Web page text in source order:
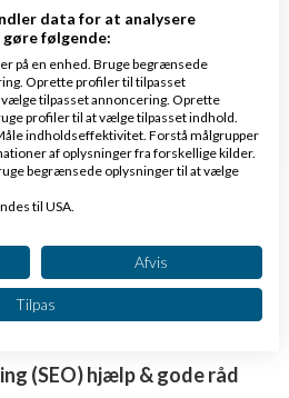
de pågældende ting korrekt?
korrekt eller ikke korrekt,
for dinSEO.
Svar
af 1 (6 indlæg)
til toppen
(SEO) hjælp & gode råd
data for at analysere
gøre følgende:
på en enhed. Bruge begrænsede
Oprette profiler til tilpasset
tilpasset annoncering. Oprette
profiler til at vælge tilpasset indhold.
indholdseffektivitet. Forstå målgrupper
af oplysninger fra forskellige kilder.
begrænsede oplysninger til at vælge
til USA.
Afvis
Tilpas